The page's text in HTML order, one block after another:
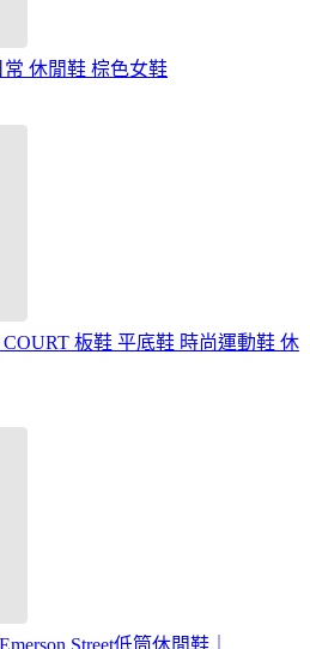
常 休閒鞋 棕色女鞋
板鞋 平底鞋 時尚運動鞋 休